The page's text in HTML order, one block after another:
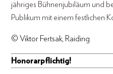
jähriges Bühnenjubiläum und
Publikum mit einem festlichen
© Viktor Fertsak, Raiding
Honorarpflichtig!